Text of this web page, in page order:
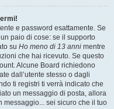
e password esattamente. Se
paio di cose: se il supporto
su Ho meno di 13 anni mentre
che hai ricevuto. Se questo
Alcune Board richiedono
dall’utente stesso o dagli
ti registri ti verrà indicato che
un messaggio di posta, allora
messaggio... sei sicuro che il tuo